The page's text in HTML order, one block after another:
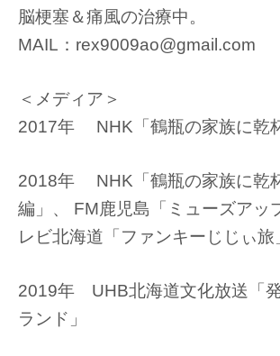
脳梗塞＆痛風の治療中。
MAIL：rex9009ao@gmail.com
＜メディア＞
2017年 NHK「鶴瓶の家族に乾
2018年 NHK「鶴瓶の家族に乾
編」、 FM鹿児島「ミューズアッ
レビ北海道「ファンキーじじぃ旅
2019年 UHB北海道文化放送「
ランド」